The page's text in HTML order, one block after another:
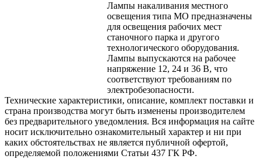
Лампы накаливания местного
освещения типа МО предназначены
для освещения рабочих мест
станочного парка и другого
технологического оборудования.
Лампы выпускаются на рабочее
напряжение 12, 24 и 36 В, что
соответствуют требованиям по
электробезопасности.
Технические характеристики, описание, комплект поставки и
страна производства могут быть изменены производителем
без предварительного уведомления. Вся информация на сайте
носит исключительно ознакомительный характер и ни при
каких обстоятельствах не является публичной офертой,
определяемой положениями Статьи 437 ГК РФ.